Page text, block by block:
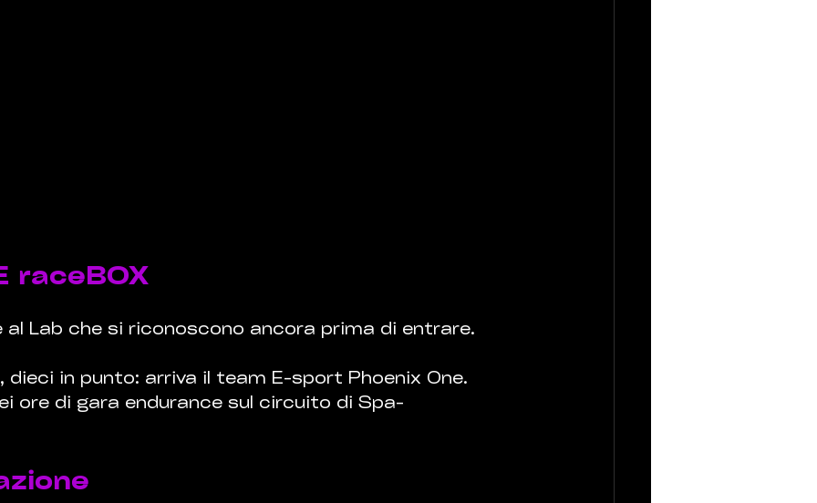
raceBOX
al Lab che si riconoscono ancora prima di entrare.
in punto: arriva il team E-sport Phoenix One.
ore di gara endurance sul circuito di Spa-